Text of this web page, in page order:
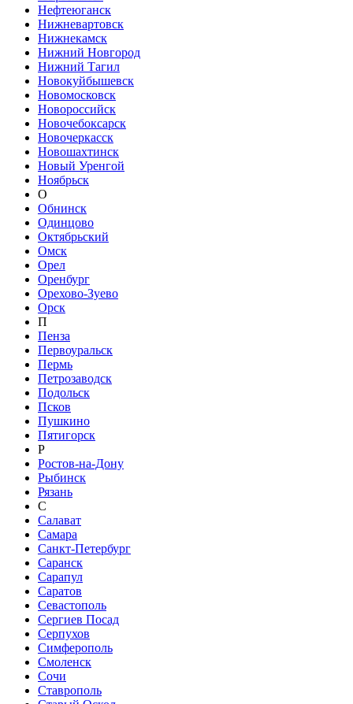
Нефтеюганск
Нижневартовск
Нижнекамск
Нижний Новгород
Нижний Тагил
Новокуйбышевск
Новомосковск
Новороссийск
Новочебоксарск
Новочеркасск
Новошахтинск
Новый Уренгой
Ноябрьск
О
Обнинск
Одинцово
Октябрьский
Омск
Орел
Оренбург
Орехово-Зуево
Орск
П
Пенза
Первоуральск
Пермь
Петрозаводск
Подольск
Псков
Пушкино
Пятигорск
Р
Ростов-на-Дону
Рыбинск
Рязань
С
Салават
Самара
Санкт-Петербург
Саранск
Сарапул
Саратов
Севастополь
Сергиев Посад
Серпухов
Симферополь
Смоленск
Сочи
Ставрополь